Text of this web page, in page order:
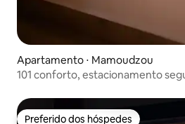
Apartamento ⋅ Mamoudzou
101 conforto, estacionamento
Preferido dos hóspedes